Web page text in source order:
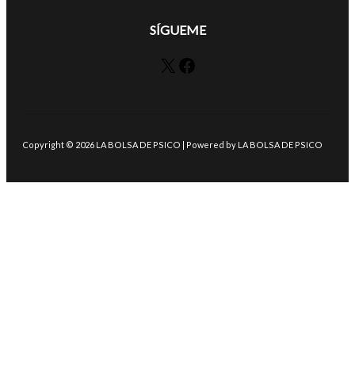
SÍGUEME
X Facebook
Copyright © 2026 LA BOLSA DE PSICO | Powered by LA BOLSA DE PSICO